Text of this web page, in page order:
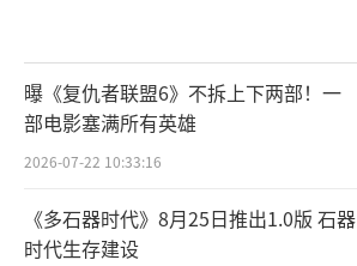
曝《复仇者联盟6》不拆上下两部！一
部电影塞满所有英雄
2026-07-22 10:33:16
《多石器时代》8月25日推出1.0版 石器
时代生存建设